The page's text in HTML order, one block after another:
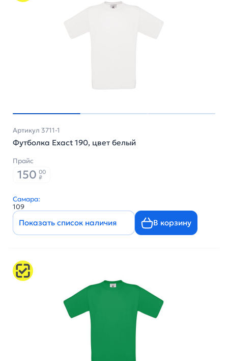
Артикул 3711-1
Футболка Exact 190, цвет белый
Прайс
150 00
₽
Самара:
109
Показать список наличия В корзину